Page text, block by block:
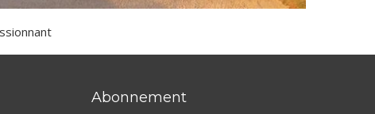
Abonnement